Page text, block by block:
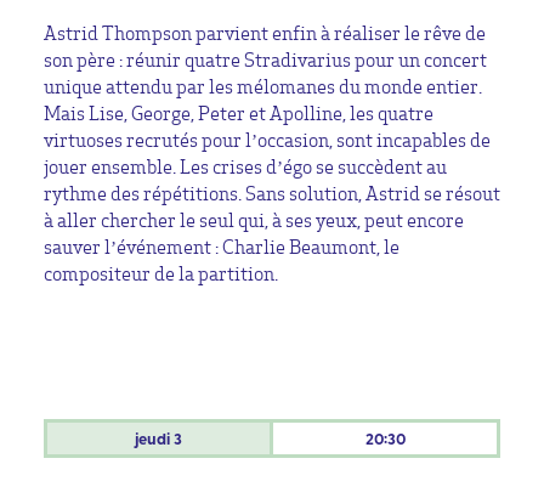
Astrid Thompson parvient enfin à réaliser le rêve de
son père : réunir quatre Stradivarius pour un concert
unique attendu par les mélomanes du monde entier.
Mais Lise, George, Peter et Apolline, les quatre
virtuoses recrutés pour l’occasion, sont incapables de
jouer ensemble. Les crises d’égo se succèdent au
rythme des répétitions. Sans solution, Astrid se résout
à aller chercher le seul qui, à ses yeux, peut encore
sauver l’événement : Charlie Beaumont, le
compositeur de la partition.
jeudi3 20:30